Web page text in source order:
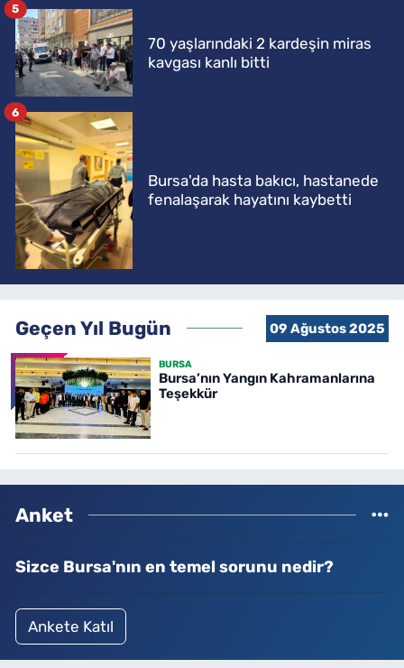
70 yaşlarındaki 2 kardeşin miras
kavgası kanlı bitti
5
Bursa'da hasta bakıcı, hastanede
fenalaşarak hayatını kaybetti
6
Geçen Yıl Bugün 09 Ağustos 2025
BURSA
Bursa’nın Yangın Kahramanlarına
Teşekkür
Anket
Sizce Bursa'nın en temel sorunu nedir?
Ankete Katıl